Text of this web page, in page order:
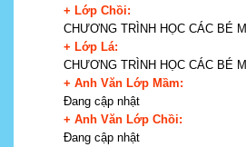
+ Lớp Chồi:
CHƯƠNG TRÌNH HỌC CÁC BÉ
+ Lớp Lá:
CHƯƠNG TRÌNH HỌC CÁC BÉ
+ Anh Văn Lớp Mầm:
Đang cập nhật
+ Anh Văn Lớp Chồi:
Đang cập nhật